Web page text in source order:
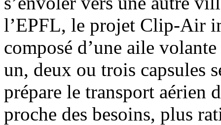
l’EPFL, le projet Clip-Air
composé d’une aile
un, deux ou trois capsules
prépare le transport aérien
proche des besoins, plus